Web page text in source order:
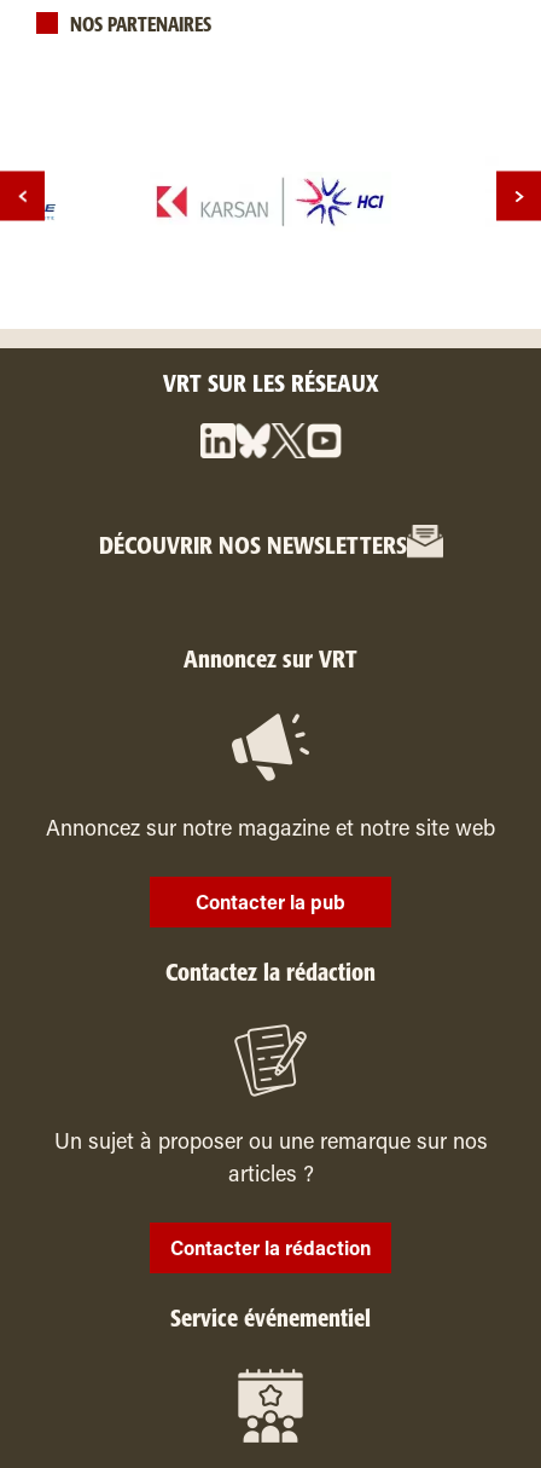
NOS PARTENAIRES
VRT SUR LES RÉSEAUX
DÉCOUVRIR NOS NEWSLETTERS
Annoncez sur VRT
Annoncez sur notre magazine et notre site web
Contacter la pub
Contactez la rédaction
Un sujet à proposer ou une remarque sur nos
articles ?
Contacter la rédaction
Service événementiel